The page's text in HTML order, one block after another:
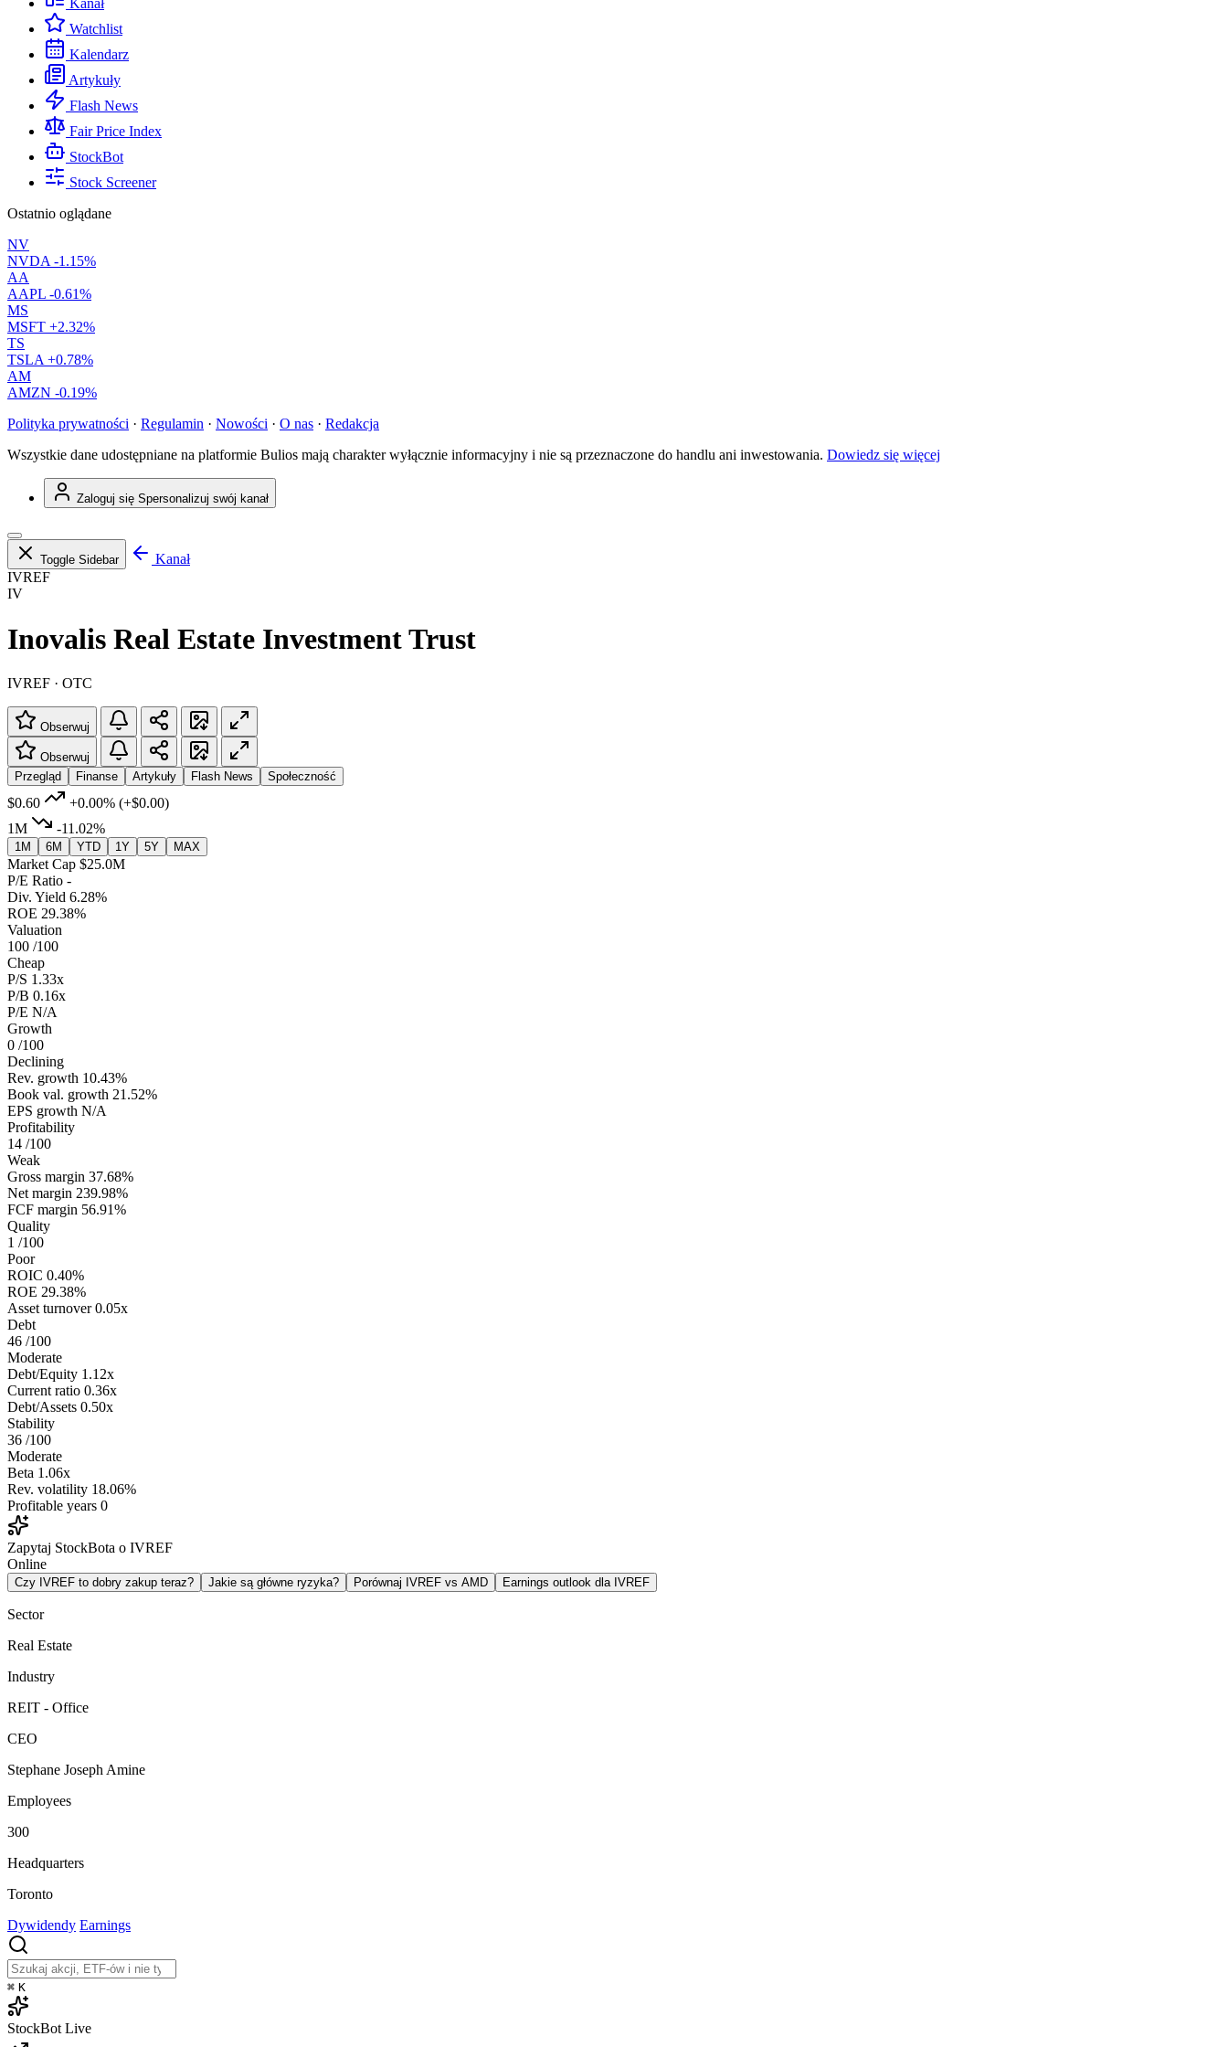
Kanał
Watchlist
Kalendarz
Artykuły
Flash News
Fair Price Index
StockBot
Stock Screener
Ostatnio oglądane
NV
NVDA -1.15%
AA
AAPL -0.61%
MS
MSFT +2.32%
TS
TSLA +0.78%
AM
AMZN -0.19%
Polityka prywatności · Regulamin · Nowości · O nas · Redakcja
Wszystkie dane udostępniane na platformie Bulios mają charakter wyłącznie informacyjny i nie są przeznaczone do handlu ani inwestowania. Dowiedz się więcej
Zaloguj się Spersonalizuj swój kanał
Toggle Sidebar
Kanał
IVREF
IV
Inovalis Real Estate Investment Trust
IVREF · OTC
Obserwuj
Obserwuj
Przegląd
Finanse Artykuły Flash News Społeczność
$0.60 +0.00% (+$0.00)
1M
-11.02%
1M 6M YTD 1Y 5Y MAX
Market Cap $25.0M
P/E Ratio -
Div. Yield 6.28%
ROE 29.38%
Valuation
100 /100
Cheap
P/S 1.33x
P/B 0.16x
P/E N/A
Growth
0 /100
Declining
Rev. growth 10.43%
Book val. growth 21.52%
EPS growth N/A
Profitability
14 /100
Weak
Gross margin 37.68%
Net margin 239.98%
FCF margin 56.91%
Quality
1 /100
Poor
ROIC 0.40%
ROE 29.38%
Asset turnover 0.05x
Debt
46 /100
Moderate
Debt/Equity 1.12x
Current ratio 0.36x
Debt/Assets 0.50x
Stability
36 /100
Moderate
Beta 1.06x
Rev. volatility 18.06%
Profitable years 0
Zapytaj StockBota o IVREF
Online
Czy IVREF to dobry zakup teraz? Jakie są główne ryzyka? Porównaj IVREF vs AMD Earnings outlook dla IVREF
Sector
Real Estate
Industry
REIT - Office
CEO
Stephane Joseph Amine
Employees
300
Headquarters
Toronto
Dywidendy Earnings
⌘ K
StockBot Live